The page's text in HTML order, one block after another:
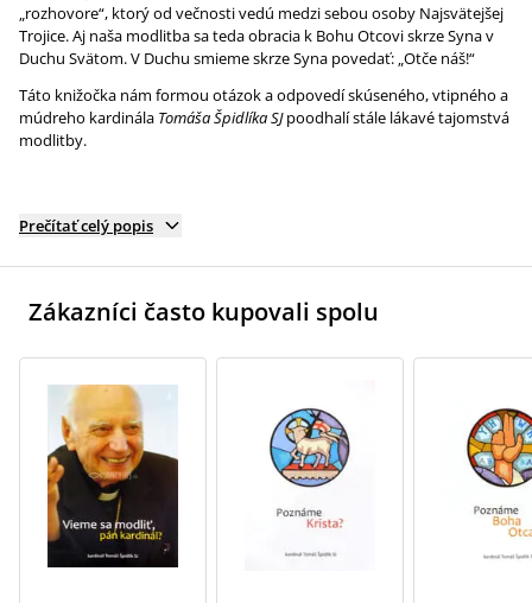
„rozhovore“, ktorý od večnosti vedú medzi sebou osoby Najsvätejšej
Trojice. Aj naša modlitba sa teda obracia k Bohu Otcovi skrze Syna v
Duchu Svätom. V Duchu smieme skrze Syna povedať: „Otče náš!“
Táto knižočka nám formou otázok a odpovedí skúseného, vtipného a
múdreho kardinála Tomáša Špidlíka SJpoodhalí stále lákavé tajomstvá
modlitby.
Prečítať celý popis
Zákazníci často kupovali spolu